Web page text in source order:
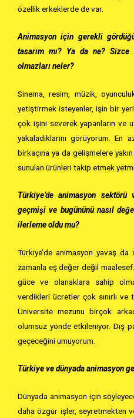
özellik erkeklerde de var.
Animasyon için gerekli
tasarım mı? Ya da ne?
olmazları neler?
Sinema, resim, müzik,
yetiştirmek isteyenler, işin bir
çok işini severek yapanların ve
yakaladıklarını görüyorum. En
birkaçına ya da gelişmelere
sunulan ürünleri takip etmek
Türkiye’de animasyon
geçmişi ve bugününü nasıl
ilerleme oldu mu?
Türkiye’de animasyon yavaş
zamanla eş değer değil
güce ve olanaklara sahip
verdikleri ücretler çok sınırlı
Üniversite mezunu birçok
olumsuz yönde etkileniyor. Dış
geçeceğini umuyorum.
Türkiye ve dünyada animasyon
Dünyada animasyon için
daha özgür işler, seyretmekten